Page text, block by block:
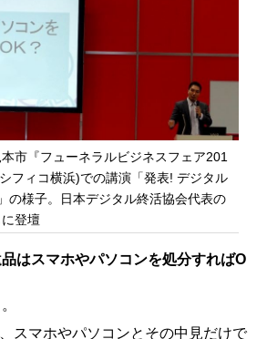
市『フューネラルビジネスフェア201
フィコ横浜)での講演「発表! デジタル
の様子。日本デジタル終活協会代表の
登壇
はスマホやパソコンを処分すればO
スマホやパソコンとその中見だけで